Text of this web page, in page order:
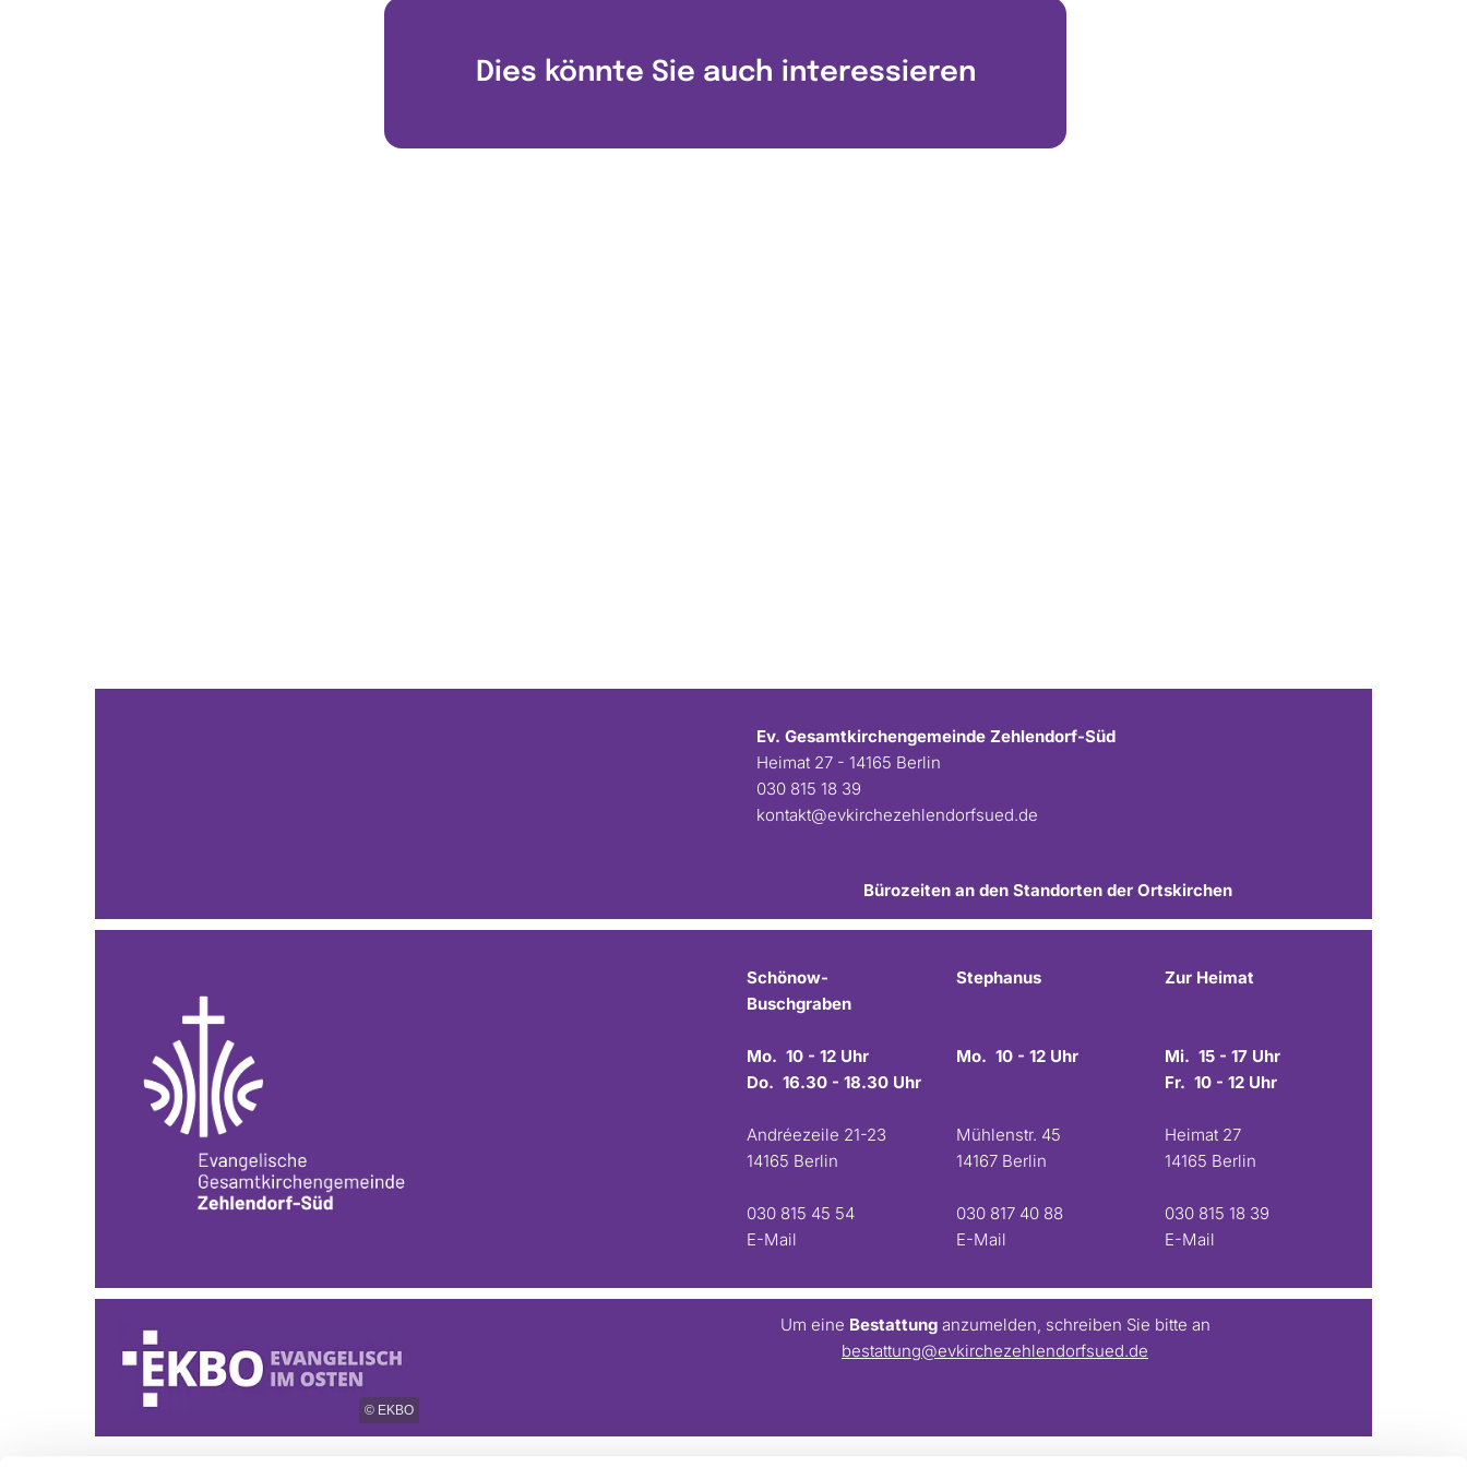
Dies könnte Sie auch interessieren
Ev. Gesamtkirchengemeinde Zehlendorf-Süd
Heimat 27 - 14165 Berlin
030 815 18 39
kontakt@evkirchezehlendorfsued.de
Bürozeiten an den Standorten der Ortskirchen
Schönow-
Buschgraben
Mo. 10 - 12 Uhr
Do. 16.30 - 18.30 Uhr
Andréezeile 21-23
14165 Berlin
030 815 45 54
E-Mail
Stephanus
Mo. 10 - 12 Uhr
Mühlenstr. 45
14167 Berlin
030 817 40 88
E-Mail
Zur Heimat
Mi. 15 - 17 Uhr
Fr. 10 - 12 Uhr
Heimat 27
14165 Berlin
030 815 18 39
E-Mail
© EKBO
Um eine Bestattunganzumelden, schreiben Sie bitte an
bestattung@evkirchezehlendorfsued.de